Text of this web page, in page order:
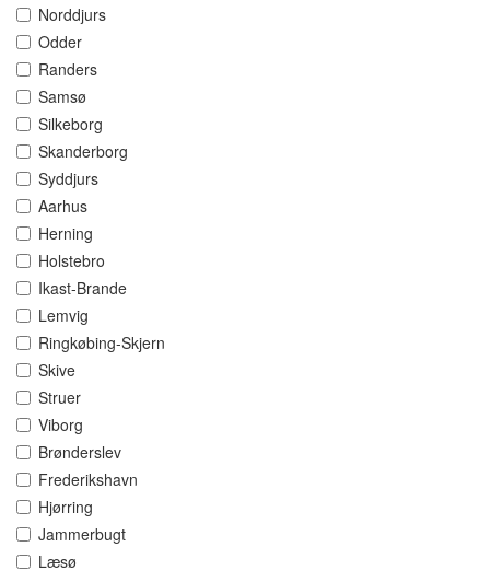
Norddjurs
Odder
Randers
Samsø
Silkeborg
Skanderborg
Syddjurs
Aarhus
Herning
Holstebro
Ikast-Brande
Lemvig
Ringkøbing-Skjern
Skive
Struer
Viborg
Brønderslev
Frederikshavn
Hjørring
Jammerbugt
Læsø